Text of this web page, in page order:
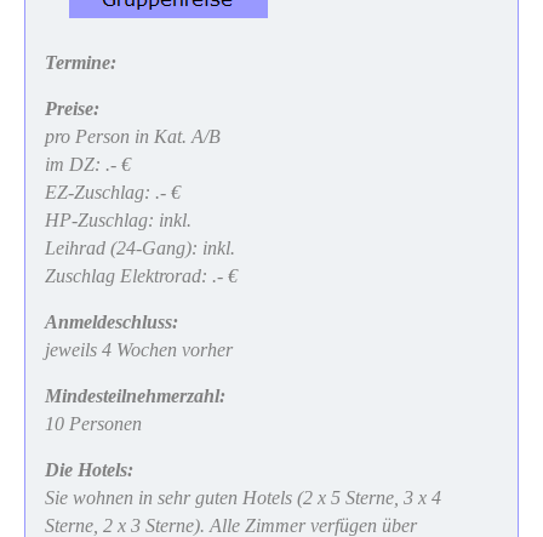
Termine:
Preise:
pro Person in Kat. A/B
im DZ: .- €
EZ-Zuschlag: .- €
HP-Zuschlag: inkl.
Leihrad (24-Gang): inkl.
Zuschlag Elektrorad: .- €
Anmeldeschluss:
jeweils 4 Wochen vorher
Mindesteilnehmerzahl:
10 Personen
Die Hotels:
Sie wohnen in sehr guten Hotels (2 x 5 Sterne, 3 x 4
Sterne, 2 x 3 Sterne). Alle Zimmer verfügen über